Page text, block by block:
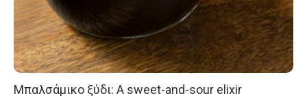
Μπαλσάμικο ξύδι: A sweet-and-sour elixir